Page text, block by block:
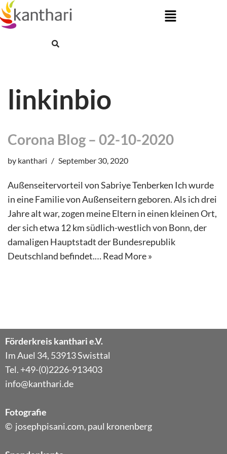
Skip
linkinbio
Corona Blog – 02-10-2020
by kanthari September 30, 2020
Außenseitervorteil von Sabriye Tenberken Ich wurde
in eine Familie von Außenseitern geboren. Als ich drei
Jahre alt war, zogen meine Eltern in einen kleinen Ort,
der sich etwa 12 km südlich-westlich von Bonn, der
damaligen Hauptstadt der Bundesrepublik
Deutschland befindet.…Read More »
Förderkreis kanthari e.V.
Im Auel 34, 53913 Swisttal
Tel. +49-(0)2226-913403
info@kanthari.de
Fotografie
© josephpisani.com, paul kronenberg